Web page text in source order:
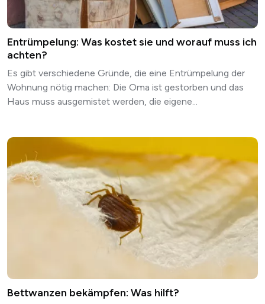
Entrümpelung: Was kostet sie und worauf muss ich
achten?
Es gibt verschiedene Gründe, die eine Entrümpelung der
Wohnung nötig machen: Die Oma ist gestorben und das
Haus muss ausgemistet werden, die eigene...
Bettwanzen bekämpfen: Was hilft?